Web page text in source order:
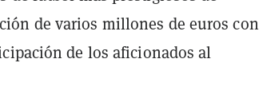
de varios millones de euros con
de los aficionados al